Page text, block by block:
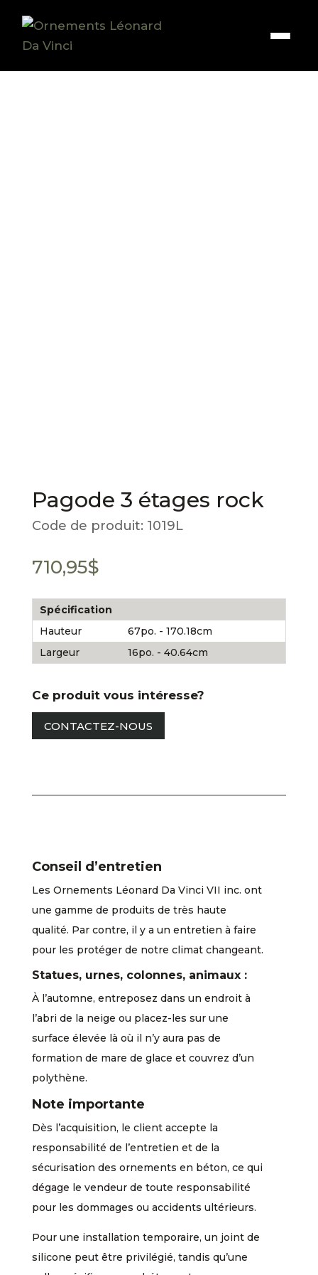
Pagode 3 étages rock
Code de produit: 1019L
710,95$
Spécification
Hauteur
67po. - 170.18cm
Largeur
16po. - 40.64cm
Ce produit vous intéresse?
CONTACTEZ-NOUS
Conseil d’entretien
Les Ornements Léonard Da Vinci VII inc. ont
une gamme de produits de très haute
qualité. Par contre, il y a un entretien à faire
pour les protéger de notre climat changeant.
Statues, urnes, colonnes, animaux :
À l’automne, entreposez dans un endroit à
l’abri de la neige ou placez-les sur une
surface élevée là où il n’y aura pas de
formation de mare de glace et couvrez d’un
polythène.
Note importante
Dès l’acquisition, le client accepte la
responsabilité de l’entretien et de la
sécurisation des ornements en béton, ce qui
dégage le vendeur de toute responsabilité
pour les dommages ou accidents ultérieurs.
Pour une installation temporaire, un joint de
silicone peut être privilégié, tandis qu’une